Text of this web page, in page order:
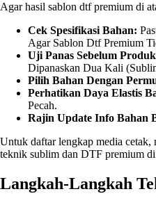
Agar hasil sablon dtf premium di
Cek Spesifikasi Bahan:
Agar Sablon Dtf Premium
Uji Panas Sebelum
Dipanaskan Dua Kali
Pilih Bahan Dengan
Perhatikan Daya Elastis
Pecah.
Rajin Update Info Bahan
Untuk daftar lengkap media cetak,
teknik sublim dan DTF premium
Langkah-Langkah